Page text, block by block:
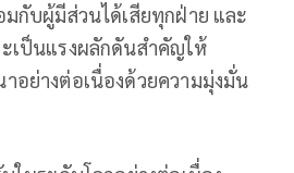
กับผู้มีส่วนได้เสียทุกฝ่าย และ
เป็นแรงผลักดันสำคัญให้
อย่างต่อเนื่องด้วยความมุ่งมั่น